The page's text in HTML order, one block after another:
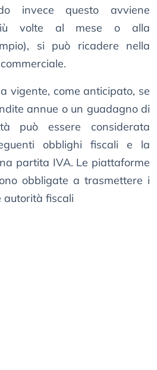
invece questo avviene
volte al mese o alla
si può ricadere nella
vigente, come anticipato, se
annue o un guadagno di
può essere considerata
obblighi fiscali e la
partita IVA. Le piattaforme
obbligate a trasmettere i
autorità fiscali